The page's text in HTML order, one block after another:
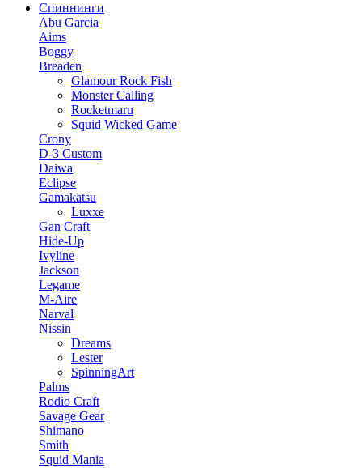
Спиннинги
Abu Garcia
Aims
Boggy
Breaden
Glamour Rock Fish
Monster Calling
Rocketmaru
Squid Wicked Game
Crony
D-3 Custom
Daiwa
Eclipse
Gamakatsu
Luxxe
Gan Craft
Hide-Up
Ivyline
Jackson
Legame
M-Aire
Narval
Nissin
Dreams
Lester
SpinningArt
Palms
Rodio Craft
Savage Gear
Shimano
Smith
Squid Mania